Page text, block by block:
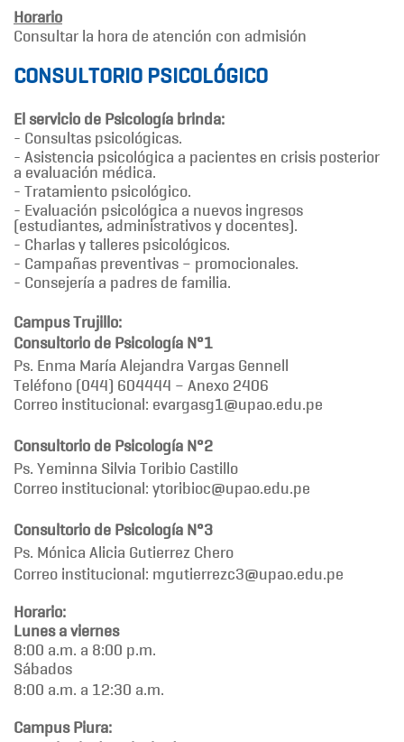
Horario
Consultar la hora de atención con admisión
CONSULTORIO PSICOLÓGICO
El servicio de Psicología brinda:
- Consultas psicológicas.
- Asistencia psicológica a pacientes en crisis posterior
a evaluación médica.
- Tratamiento psicológico.
- Evaluación psicológica a nuevos ingresos
(estudiantes, administrativos y docentes).
- Charlas y talleres psicológicos.
- Campañas preventivas – promocionales.
- Consejería a padres de familia.
Campus Trujillo:
Consultorio de Psicología N°1
Ps. Enma María Alejandra Vargas Gennell
Teléfono (044) 604444 – Anexo 2406
Correo institucional: evargasg1@upao.edu.pe
Consultorio de Psicología N°2
Ps. Yeminna Silvia Toribio Castillo
Correo institucional: ytoribioc@upao.edu.pe
Consultorio de Psicología N°3
Ps. Mónica Alicia Gutierrez Chero
Correo institucional: mgutierrezc3@upao.edu.pe
Horario:
Lunes a viernes
8:00 a.m. a 8:00 p.m.
Sábados
8:00 a.m. a 12:30 a.m.
Campus Piura: